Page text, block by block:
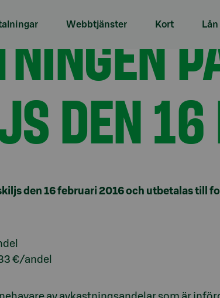
Webbtjänster Kort Lån
DEN
den 16 februari 2016 och utbetalas till
€/andel